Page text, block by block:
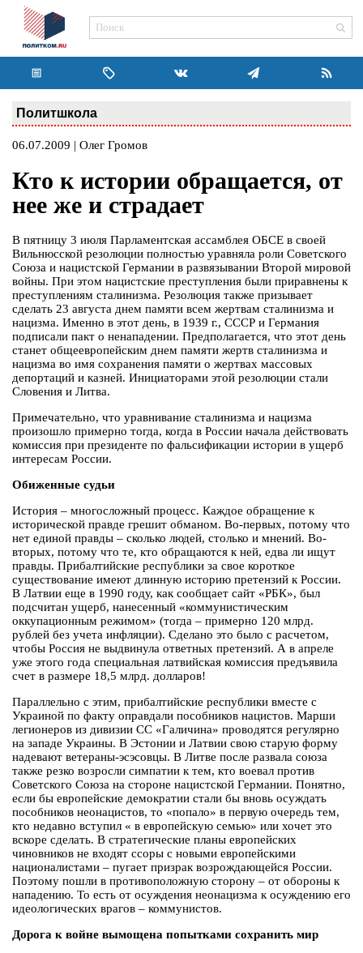
Политшкола
06.07.2009 | Олег Громов
Кто к истории обращается, от
нее же и страдает
В пятницу 3 июля Парламентская ассамблея ОБСЕ в своей
Вильнюсской резолюции полностью уравняла роли Советского
Союза и нацистской Германии в развязывании Второй мировой
войны. При этом нацистские преступления были приравнены к
преступлениям сталинизма. Резолюция также призывает
сделать 23 августа днем памяти всем жертвам сталинизма и
нацизма. Именно в этот день, в 1939 г., СССР и Германия
подписали пакт о ненападении. Предполагается, что этот день
станет общеевропейским днем памяти жертв сталинизма и
нацизма во имя сохранения памяти о жертвах массовых
депортаций и казней. Инициаторами этой резолюции стали
Словения и Литва.
Примечательно, что уравнивание сталинизма и нацизма
произошло примерно тогда, когда в России начала действовать
комиссия при президенте по фальсификации истории в ущерб
интересам России.
Обиженные судьи
История – многосложный процесс. Каждое обращение к
исторической правде грешит обманом. Во-первых, потому что
нет единой правды – сколько людей, столько и мнений. Во-
вторых, потому что те, кто обращаются к ней, едва ли ищут
правды. Прибалтийские республики за свое короткое
существование имеют длинную историю претензий к России.
В Латвии еще в 1990 году, как сообщает сайт «РБК», был
подсчитан ущерб, нанесенный «коммунистическим
оккупационным режимом» (тогда – примерно 120 млрд.
рублей без учета инфляции). Сделано это было с расчетом,
чтобы Россия не выдвинула ответных претензий. А в апреле
уже этого года специальная латвийская комиссия предъявила
счет в размере 18,5 млрд. долларов!
Параллельно с этим, прибалтийские республики вместе с
Украиной по факту оправдали пособников нацистов. Марши
легионеров из дивизии СС «Галичина» проводятся регулярно
на западе Украины. В Эстонии и Латвии свою старую форму
надевают ветераны-эсэсовцы. В Литве после развала союза
также резко возросли симпатии к тем, кто воевал против
Советского Союза на стороне нацистской Германии. Понятно,
если бы европейские демократии стали бы вновь осуждать
пособников неонацистов, то «попало» в первую очередь тем,
кто недавно вступил « в европейскую семью» или хочет это
вскоре сделать. В стратегические планы европейских
чиновников не входят ссоры с новыми европейскими
националистами – пугает призрак возрождающейся России.
Поэтому пошли в противоположную сторону – от обороны к
нападению. То есть от осуждения неонацизма к осуждению его
идеологических врагов – коммунистов.
Дорога к войне вымощена попытками сохранить мир